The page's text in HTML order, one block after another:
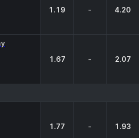
1.19 - 4.20
1.67 - 2.07
1.77 - 1.93